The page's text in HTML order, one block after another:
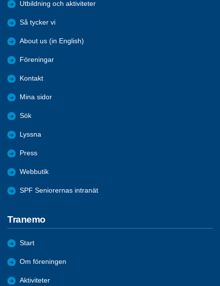
Utbildning och aktiviteter
Så tycker vi
About us (in English)
Föreningar
Kontakt
Mina sidor
Sök
Lyssna
Press
Webbutik
SPF Seniorernas intranät
Tranemo
Start
Om föreningen
Aktiviteter